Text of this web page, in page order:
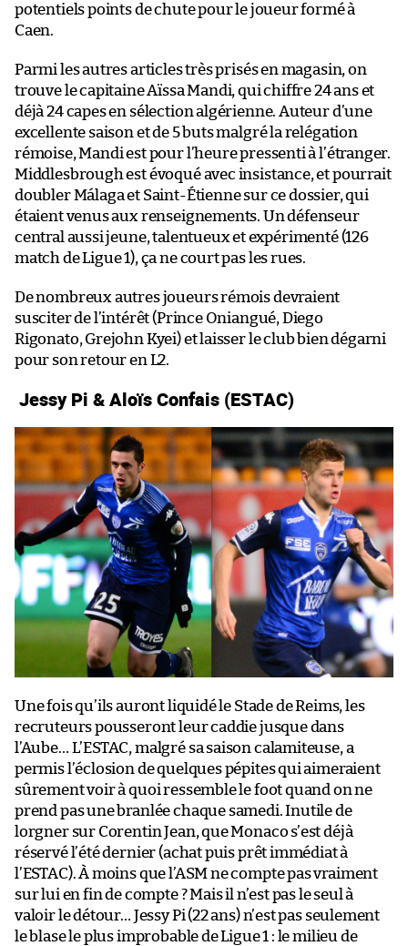
potentiels points de chute pour le joueur formé à
Caen.
Parmi les autres articles très prisés en magasin, on
trouve le capitaine Aïssa Mandi, qui chiffre 24 ans et
déjà 24 capes en sélection algérienne. Auteur d’une
excellente saison et de 5 buts malgré la relégation
rémoise, Mandi est pour l’heure pressenti à l’étranger.
Middlesbrough est évoqué avec insistance, et pourrait
doubler Málaga et Saint-Étienne sur ce dossier, qui
étaient venus aux renseignements. Un défenseur
central aussi jeune, talentueux et expérimenté (126
match de Ligue 1), ça ne court pas les rues.
De nombreux autres joueurs rémois devraient
susciter de l’intérêt (Prince Oniangué, Diego
Rigonato, Grejohn Kyei) et laisser le club bien dégarni
pour son retour en L2.
Jessy Pi & Aloïs Confais (ESTAC)
Une fois qu’ils auront liquidé le Stade de Reims, les
recruteurs pousseront leur caddie jusque dans
l’Aube… L’ESTAC, malgré sa saison calamiteuse, a
permis l’éclosion de quelques pépites qui aimeraient
sûrement voir à quoi ressemble le foot quand on ne
prend pas une branlée chaque samedi. Inutile de
lorgner sur Corentin Jean, que Monaco s’est déjà
réservé l’été dernier (achat puis prêt immédiat à
l’ESTAC). À moins que l’ASM ne compte pas vraiment
sur lui en fin de compte ? Mais il n’est pas le seul à
valoir le détour… Jessy Pi (22 ans) n’est pas seulement
le blase le plus improbable de Ligue 1 : le milieu de